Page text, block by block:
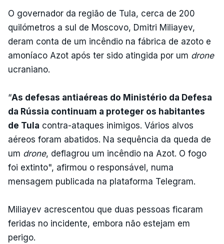
O governador da região de Tula, cerca de 200
quilómetros a sul de Moscovo, Dmitri Miliayev,
deram conta de um incêndio na fábrica de azoto e
amoníaco Azot após ter sido atingida por um drone
ucraniano.
“As defesas antiaéreas do Ministério da Defesa
da Rússia continuam a proteger os habitantes
de Tula contra-ataques inimigos. Vários alvos
aéreos foram abatidos. Na sequência da queda de
um drone, deflagrou um incêndio na Azot. O fogo
foi extinto", afirmou o responsável, numa
mensagem publicada na plataforma Telegram.
Miliayev acrescentou que duas pessoas ficaram
feridas no incidente, embora não estejam em
perigo.